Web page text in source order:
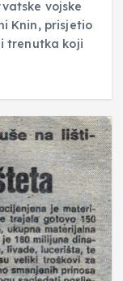
vojske
Knin, prisjetio
trenutka koji